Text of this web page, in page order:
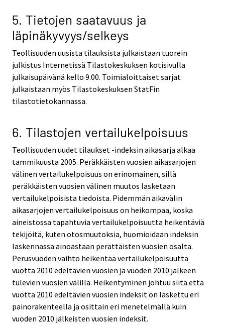
5. Tietojen saatavuus ja
läpinäkyvyys/selkeys
Teollisuuden uusista tilauksista julkaistaan tuorein
julkistus Internetissä Tilastokeskuksen kotisivulla
julkaisupäivänä kello 9.00. Toimialoittaiset sarjat
julkaistaan myös Tilastokeskuksen StatFin
tilastotietokannassa.
6. Tilastojen vertailukelpoisuus
Teollisuuden uudet tilaukset -indeksin aikasarja alkaa
tammikuusta 2005. Peräkkäisten vuosien aikasarjojen
välinen vertailukelpoisuus on erinomainen, sillä
peräkkäisten vuosien välinen muutos lasketaan
vertailukelpoisista tiedoista. Pidemmän aikavälin
aikasarjojen vertailukelpoisuus on heikompaa, koska
aineistossa tapahtuvia vertailukelpoisuutta heikentäviä
tekijöitä, kuten otosmuutoksia, huomioidaan indeksin
laskennassa ainoastaan perättäisten vuosien osalta.
Perusvuoden vaihto heikentää vertailukelpoisuutta
vuotta 2010 edeltävien vuosien ja vuoden 2010 jälkeen
tulevien vuosien välillä. Heikentyminen johtuu siitä että
vuotta 2010 edeltävien vuosien indeksit on laskettu eri
painorakenteella ja osittain eri menetelmällä kuin
vuoden 2010 jälkeisten vuosien indeksit.